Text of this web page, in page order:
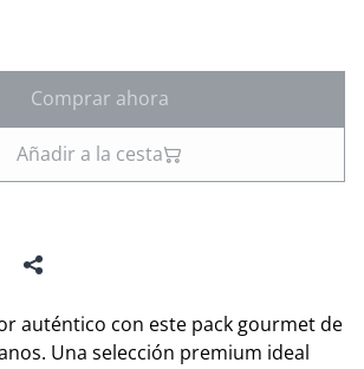
Comprar ahora
Añadir a la cesta
auténtico con este pack gourmet de
Una selección premium ideal